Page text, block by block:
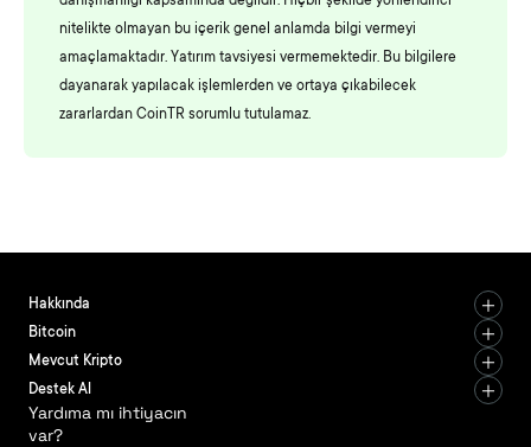
nitelikte olmayan bu içerik genel anlamda bilgi vermeyi
amaçlamaktadır. Yatırım tavsiyesi vermemektedir. Bu bilgilere
dayanarak yapılacak işlemlerden ve ortaya çıkabilecek
zararlardan CoinTR sorumlu tutulamaz.
Hakkında
Bitcoin
Mevcut Kripto
Destek Al
Yardıma mı ihtiyacın
var?